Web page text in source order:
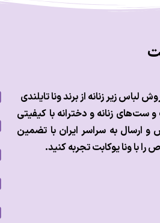
زیر زنانه از برند ونا تایلندی
زنانه و دخترانه با کیفیتی
و ارسال به سراسر ایران با تضمین
با ونا یوکابت تجربه کنید.